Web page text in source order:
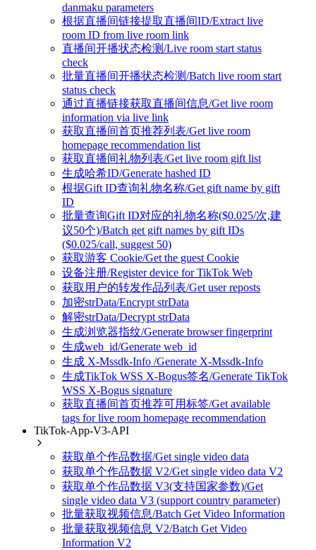
danmaku parameters
根据直播间链接提取直播间ID/Extract live
room ID from live room link
直播间开播状态检测/Live room start status
check
批量直播间开播状态检测/Batch live room start
status check
通过直播链接获取直播间信息/Get live room
information via live link
获取直播间首页推荐列表/Get live room
homepage recommendation list
获取直播间礼物列表/Get live room gift list
生成哈希ID/Generate hashed ID
根据Gift ID查询礼物名称/Get gift name by gift
ID
批量查询Gift ID对应的礼物名称($0.025/次,建
议50个)/Batch get gift names by gift IDs
($0.025/call, suggest 50)
获取游客 Cookie/Get the guest Cookie
设备注册/Register device for TikTok Web
获取用户的转发作品列表/Get user reposts
加密strData/Encrypt strData
解密strData/Decrypt strData
生成浏览器指纹/Generate browser fingerprint
生成web_id/Generate web_id
生成 X-Mssdk-Info /Generate X-Mssdk-Info
生成TikTok WSS X-Bogus签名/Generate TikTok
WSS X-Bogus signature
获取直播间首页推荐可用标签/Get available
tags for live room homepage recommendation
TikTok-App-V3-API
获取单个作品数据/Get single video data
获取单个作品数据 V2/Get single video data V2
获取单个作品数据 V3(支持国家参数)/Get
single video data V3 (support country parameter)
批量获取视频信息/Batch Get Video Information
批量获取视频信息 V2/Batch Get Video
Information V2